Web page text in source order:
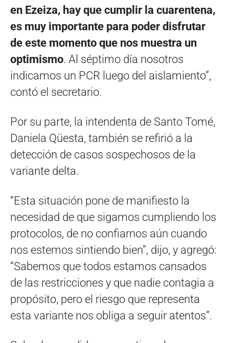
en Ezeiza, hay que cumplir la cuarentena,
es muy importante para poder disfrutar
de este momento que nos muestra un
optimismo. Al séptimo día nosotros
indicamos un PCR luego del aislamiento”,
contó el secretario.
Por su parte, la intendenta de Santo Tomé,
Daniela Qüesta, también se refirió a la
detección de casos sospechosos de la
variante delta.
“Esta situación pone de manifiesto la
necesidad de que sigamos cumpliendo los
protocolos, de no confiarnos aún cuando
nos estemos sintiendo bien”, dijo, y agregó:
“Sabemos que todos estamos cansados
de las restricciones y que nadie contagia a
propósito, pero el riesgo que representa
esta variante nos obliga a seguir atentos”.